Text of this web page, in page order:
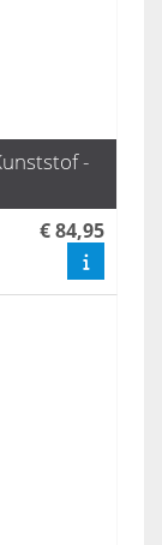
-
€ 84,95